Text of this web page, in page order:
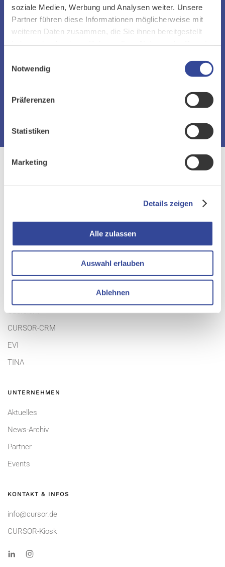
soziale Medien, Werbung und Analysen weiter. Unsere
Partner führen diese Informationen möglicherweise mit
weiteren Daten zusammen, die Sie ihnen bereitgestellt
Notwendig
Präferenzen
Statistiken
Marketing
Details zeigen
Alle zulassen
Auswahl erlauben
Ablehnen
Kundenzufriedenheit. Dafür setzen wir auf
besonders geschulte, empathische und
kundenorientierte Mitarbeiter, auch mit
technischem Know-how.
ZURÜCK ZUR ÜBERSICHT
Übersicht
CURSOR-CRM
EVI
TINA
UNTERNEHMEN
Aktuelles
News-Archiv
Partner
Events
KONTAKT & INFOS
info@cursor.de
CURSOR-Kiosk